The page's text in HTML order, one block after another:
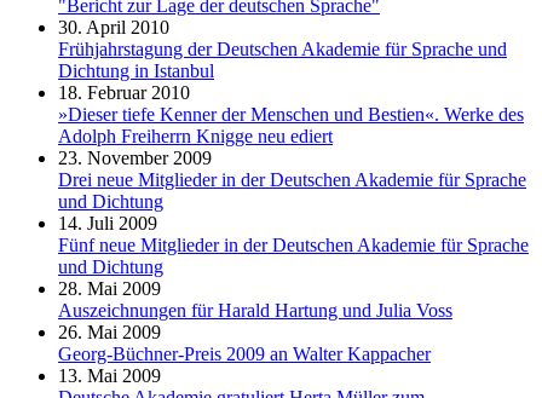
"Bericht zur Lage der deutschen Sprache"
30. April 2010
Frühjahrstagung der Deutschen Akademie für Sprache und
Dichtung in Istanbul
18. Februar 2010
»Dieser tiefe Kenner der Menschen und Bestien«. Werke des
Adolph Freiherrn Knigge neu ediert
23. November 2009
Drei neue Mitglieder in der Deutschen Akademie für Sprache
und Dichtung
14. Juli 2009
Fünf neue Mitglieder in der Deutschen Akademie für Sprache
und Dichtung
28. Mai 2009
Auszeichnungen für Harald Hartung und Julia Voss
26. Mai 2009
Georg-Büchner-Preis 2009 an Walter Kappacher
13. Mai 2009